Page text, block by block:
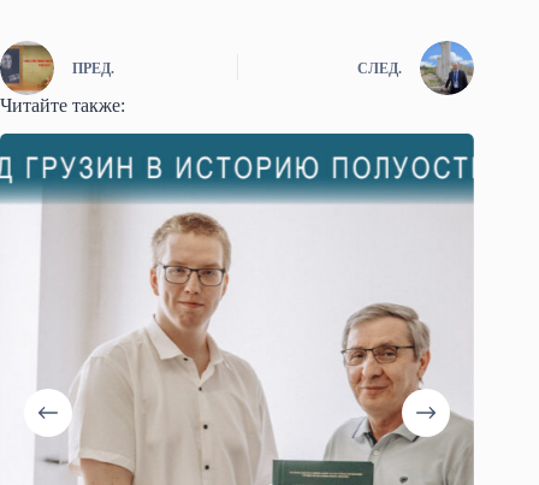
ПРЕД. СЛЕД.
Читайте также: